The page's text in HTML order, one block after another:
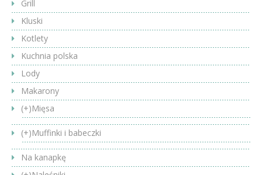
Grill
Kluski
Kotlety
Kuchnia polska
Lody
Makarony
(+)Mięsa
(+)Muffinki i babeczki
Na kanapkę